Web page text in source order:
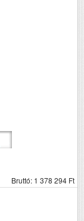
Bruttó: 1 378 294 Ft